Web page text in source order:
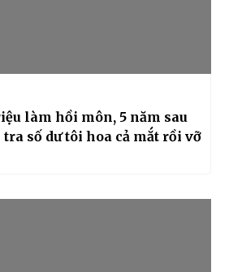
làm hồi môn, 5 năm sau
số dư tôi hoa cả mắt rồi vỡ